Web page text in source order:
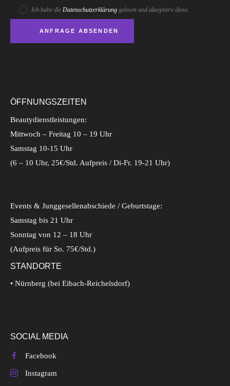
Ich habe die Datenschutzerklärung gelesen und akzeptiere diese.
ÖFFNUNGSZEITEN
Beautydienstleistungen:
Mittwoch – Freitag 10 – 19 Uhr
Samstag 10-15 Uhr
(6 – 10 Uhr, 25€/Std. Aufpreis / Di-Fr. 19-21 Uhr)
Events & Junggesellenabschiede / Geburtstage:
Samstag bis 21 Uhr
Sonntag von 12 – 18 Uhr
(Aufpreis für So. 75€/Std.)
STANDORTE
• Nürnberg (bei Eibach-Reichelsdorf)
SOCIAL MEDIA
Facebook
Instagram